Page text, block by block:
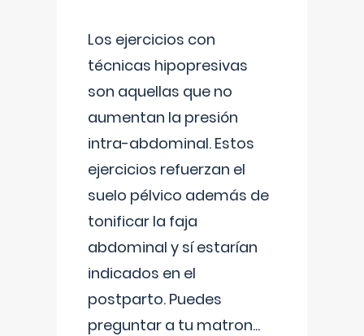
Los ejercicios con
técnicas hipopresivas
son aquellas que no
aumentan la presión
intra-abdominal. Estos
ejercicios refuerzan el
suelo pélvico además de
tonificar la faja
abdominal y sí estarían
indicados en el
postparto. Puedes
preguntar a tu matron...